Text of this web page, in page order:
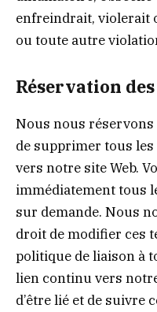
enfreindrait, violerait
ou toute autre
Réservation
Nous nous réservons
de supprimer tous
vers notre site Web.
immédiatement tous
sur demande. Nous
droit de modifier ces
politique de liaison à
lien continu vers
d’être lié et de suivre